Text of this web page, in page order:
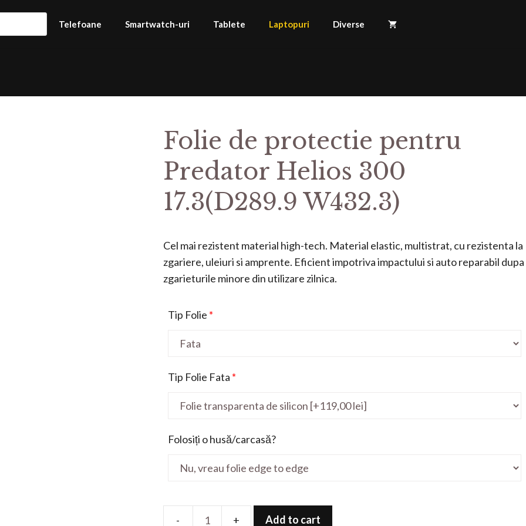
Telefoane Smartwatch-uri Tablete Laptopuri Diverse
Folie de protectie pentru
Predator Helios 300
17.3(D289.9 W432.3)
Cel mai rezistent material high-tech. Material elastic, multistrat, cu rezistenta la
zgariere, uleiuri si amprente. Eficient impotriva impactului si auto reparabil dupa
zgarieturile minore din utilizare zilnica.
Tip Folie *
Tip Folie Fata *
Folosiți o husă/carcasă?
Add to cart